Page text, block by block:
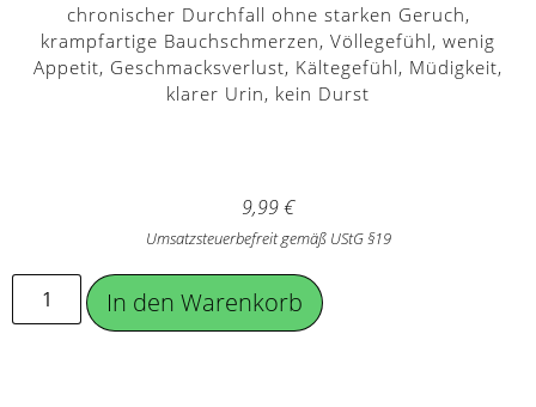
chronischer Durchfall ohne starken Geruch,
krampfartige Bauchschmerzen, Völlegefühl, wenig
Appetit, Geschmacksverlust, Kältegefühl, Müdigkeit,
klarer Urin, kein Durst
9,99€
Umsatzsteuerbefreit gemäß UStG §19
In den Warenkorb